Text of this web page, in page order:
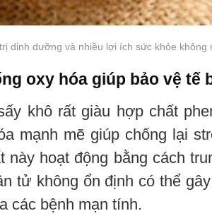
dinh dưỡng và nhiều lợi ích sức khỏe không
oxy hóa giúp bảo vệ tế
khô rất giàu hợp chất
mạnh mẽ giúp chống lại
này hoạt động bằng cách
tử không ổn định có thể
các bệnh mạn tính.